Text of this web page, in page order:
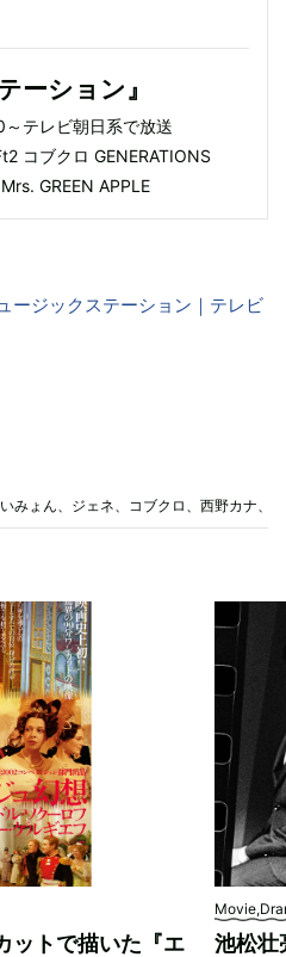
ーション』
テレビ朝日系で放送
コブクロ GENERATIONS
GREEN APPLE
ージックステーション｜テレビ
いみょん、ジェネ、コブクロ、西野カナ、
ットで描いた『エ
池松壮